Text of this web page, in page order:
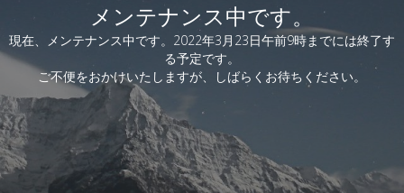
メンテナンス中です。
現在、メンテナンス中です。2022年3月23日午前9時までには終了す
る予定です。
ご不便をおかけいたしますが、しばらくお待ちください。